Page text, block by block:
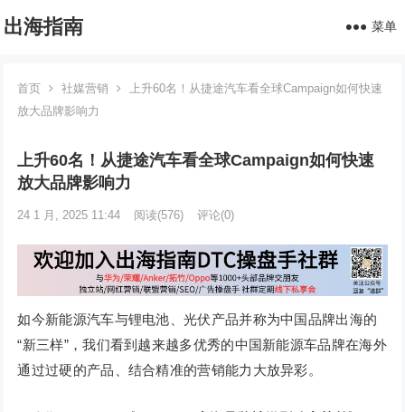
出海指南 菜单
首页 社媒营销
上升60名！从捷途汽车看全球Campaign如何快速
放大品牌影响力
上升60名！从捷途汽车看全球Campaign如何快速
放大品牌影响力
24 1 月, 2025 11:44 阅读(576) 评论(0)
如今新能源汽车与锂电池、光伏产品并称为中国品牌出海的
“新三样”，我们看到越来越多优秀的中国新能源车品牌在海外
通过过硬的产品、结合精准的营销能力大放异彩。